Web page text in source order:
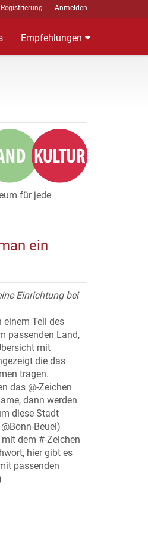
Anmelden
Empfehlungen
für jede
ein
Einrichtung bei
einem Teil des
passenden Land,
mit
die das
tragen.
das @-Zeichen
dann werden
diese Stadt
Beuel)
dem #-Zeichen
hier gibt es
passenden